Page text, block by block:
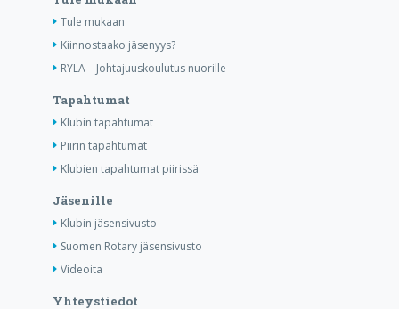
Tule mukaan
Kiinnostaako jäsenyys?
RYLA – Johtajuuskoulutus nuorille
Tapahtumat
Klubin tapahtumat
Piirin tapahtumat
Klubien tapahtumat piirissä
Jäsenille
Klubin jäsensivusto
Suomen Rotary jäsensivusto
Videoita
Yhteystiedot